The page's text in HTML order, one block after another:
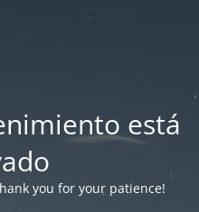
está
you for your patience!